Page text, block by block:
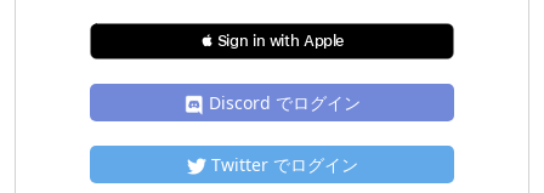
 Sign in with Apple
Discord でログイン
Twitter でログイン